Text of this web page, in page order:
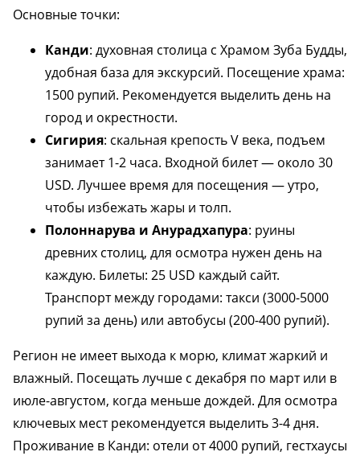
Основные точки:
Канди: духовная столица с Храмом Зуба Будды,
удобная база для экскурсий. Посещение храма:
1500 рупий. Рекомендуется выделить день на
город и окрестности.
Сигирия: скальная крепость V века, подъем
занимает 1-2 часа. Входной билет — около 30
USD. Лучшее время для посещения — утро,
чтобы избежать жары и толп.
Полоннарува и Анурадхапура: руины
древних столиц, для осмотра нужен день на
каждую. Билеты: 25 USD каждый сайт.
Транспорт между городами: такси (3000-5000
рупий за день) или автобусы (200-400 рупий).
Регион не имеет выхода к морю, климат жаркий и
влажный. Посещать лучше с декабря по март или в
июле-августом, когда меньше дождей. Для осмотра
ключевых мест рекомендуется выделить 3-4 дня.
Проживание в Канди: отели от 4000 рупий, гестхаусы